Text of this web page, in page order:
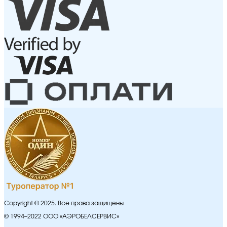
Copyright © 2025. Все права защищены
© 1994–2022 ООО «АЭРОБЕЛСЕРВИС»